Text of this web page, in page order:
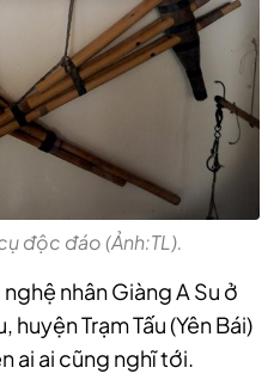
độc đáo (Ảnh:TL).
nhân Giàng A Su ở
huyện Trạm Tấu (Yên Bái)
ai ai cũng nghĩ tới.